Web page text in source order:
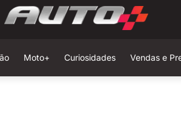
Moto+ Curiosidades Vendas e